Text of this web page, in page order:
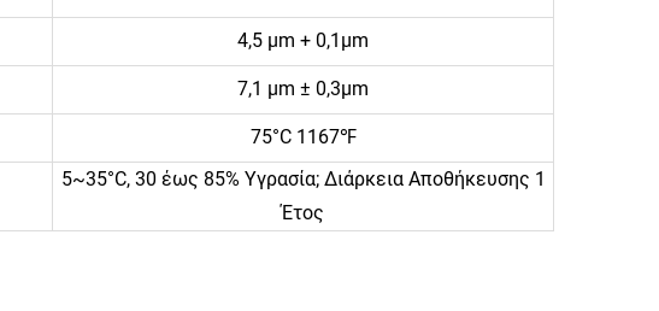
4,5 μm + 0,1μm
7,1 μm ± 0,3μm
75°C 1167℉
5~35°C, 30 έως 85% Υγρασία; Διάρκεια Αποθήκευσης 1
Έτος